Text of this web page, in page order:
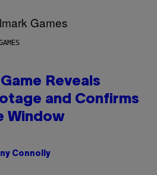
Reveals
and Confirms
Window
Connolly